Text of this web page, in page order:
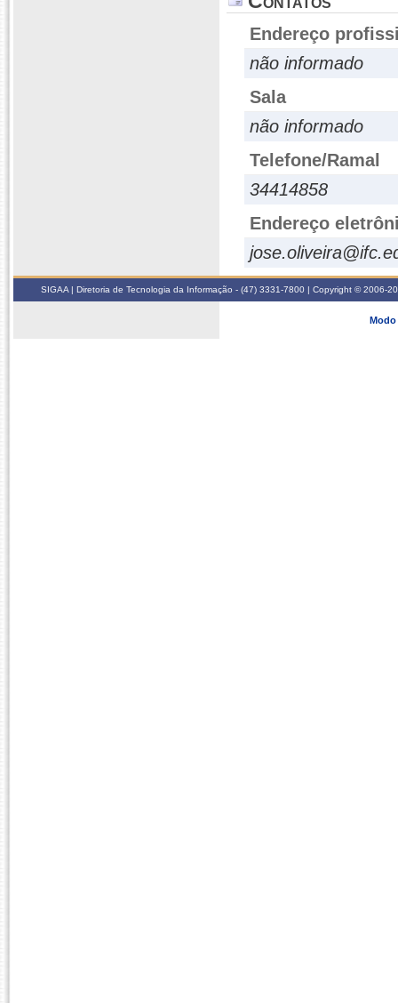
Endereço
não informado
Sala
não informado
Telefone/Ramal
34414858
Endereço
SIGAA | Diretoria de Tecnologia da Informação - (47) 3331-7800 | Copyright © 2006-
Modo